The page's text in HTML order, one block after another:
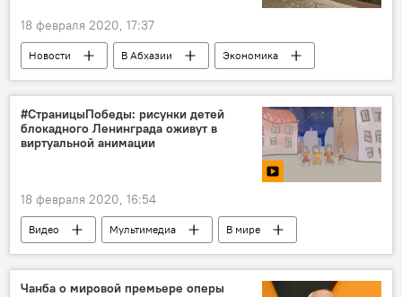
18 февраля 2020, 17:37
Новости В Абхазии Экономика
#СтраницыПобеды: рисунки детей
блокадного Ленинграда оживут в
виртуальной анимации
18 февраля 2020, 16:54
Видео Мультимедиа
В мире
75-летие Победы в Великой Отечественной войне
Чанба о мировой премьере оперы